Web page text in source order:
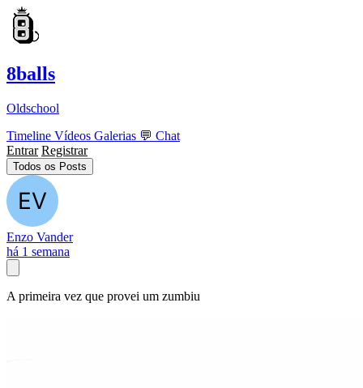
8balls
Oldschool
Timeline Vídeos Galerias 💬 Chat
Entrar Registrar
Todos os Posts
Enzo Vander
há 1 semana
A primeira vez que provei um zumbiu